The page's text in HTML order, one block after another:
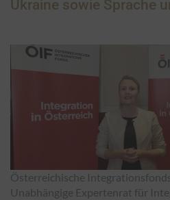
Ukraine sowie Sprache
Österreichische
Unabhängige Expertenrat für